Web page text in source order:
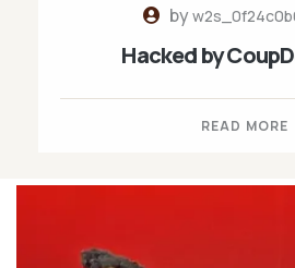
by
Hacked by
READ MORE